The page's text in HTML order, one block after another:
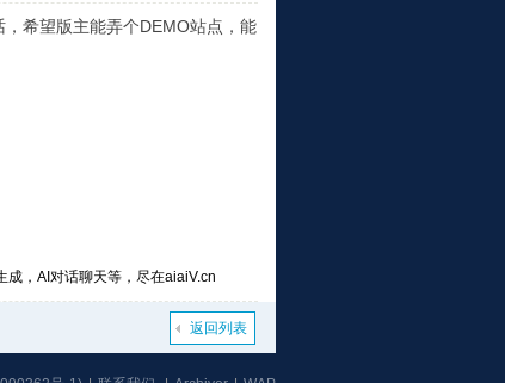
希望版主能弄个DEMO站点，能
成，AI对话聊天等，尽在aiaiV.cn
返回列表